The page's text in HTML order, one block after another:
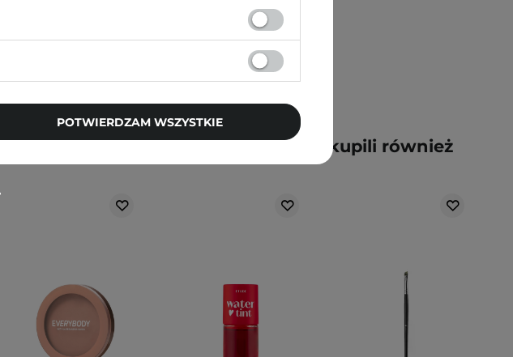
Klienci, którzy kupili ten produkt, kupili również
POTWIERDZAM WSZYSTKIE